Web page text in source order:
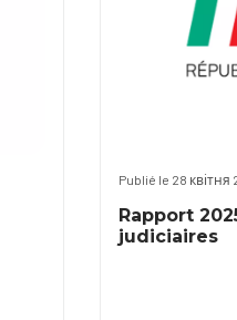
Publié le 28 квітня
Rapport
judiciaires